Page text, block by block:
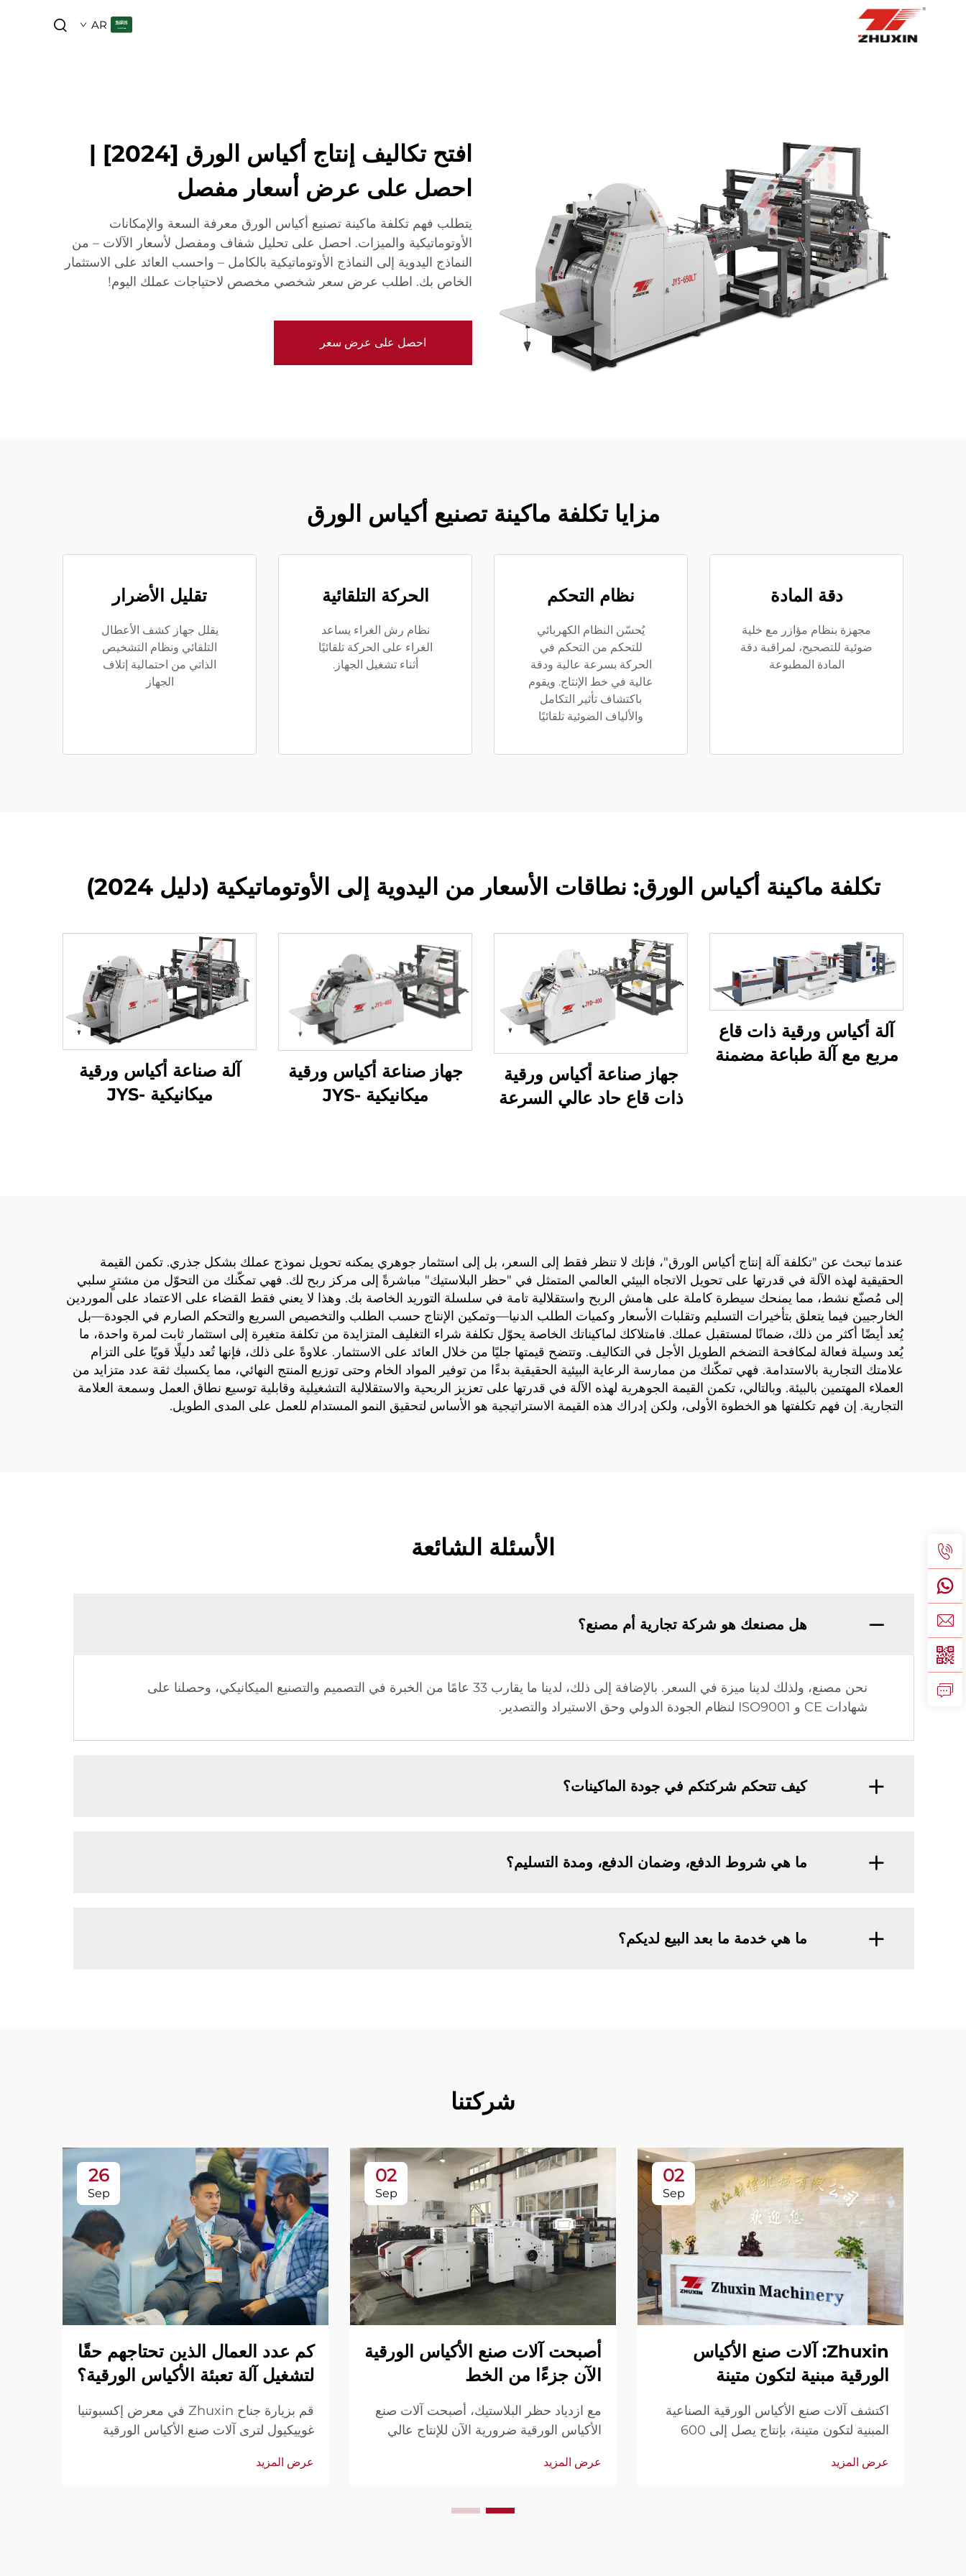
AR
افتح تكاليف إنتاج أكياس الورق [2024] |
احصل على عرض أسعار مفصل
يتطلب فهم تكلفة ماكينة تصنيع أكياس الورق معرفة السعة والإمكانات
الأوتوماتيكية والميزات. احصل على تحليل شفاف ومفصل لأسعار الآلات – من
النماذج اليدوية إلى النماذج الأوتوماتيكية بالكامل – واحسب العائد على الاستثمار
الخاص بك. اطلب عرض سعر شخصي مخصص لاحتياجات عملك اليوم!
احصل على عرض سعر
مزايا تكلفة ماكينة تصنيع أكياس الورق
دقة المادة
مجهزة بنظام مؤازر مع خلية
ضوئية للتصحيح، لمراقبة دقة
المادة المطبوعة
نظام التحكم
يُحسّن النظام الكهربائي
للتحكم من التحكم في
الحركة بسرعة عالية ودقة
عالية في خط الإنتاج. ويقوم
باكتشاف تأثير التكامل
والألياف الضوئية تلقائيًا
الحركة التلقائية
نظام رش الغراء يساعد
الغراء على الحركة تلقائيًا
أثناء تشغيل الجهاز.
تقليل الأضرار
يقلل جهاز كشف الأعطال
التلقائي ونظام التشخيص
الذاتي من احتمالية إتلاف
الجهاز
تكلفة ماكينة أكياس الورق: نطاقات الأسعار من اليدوية إلى الأوتوماتيكية (دليل 2024)
آلة أكياس ورقية ذات قاع
مربع مع آلة طباعة مضمنة
جهاز صناعة أكياس ورقية
ذات قاع حاد عالي السرعة
جهاز صناعة أكياس ورقية
ميكانيكية JYS-
آلة صناعة أكياس ورقية
ميكانيكية JYS-
عندما تبحث عن "تكلفة آلة إنتاج أكياس الورق"، فإنك لا تنظر فقط إلى السعر، بل إلى استثمار جوهري يمكنه تحويل نموذج عملك بشكل جذري. تكمن القيمة
الحقيقية لهذه الآلة في قدرتها على تحويل الاتجاه البيئي العالمي المتمثل في "حظر البلاستيك" مباشرةً إلى مركز ربح لك. فهي تمكّنك من التحوّل من مشترٍ سلبي
إلى مُصنّع نشط، مما يمنحك سيطرة كاملة على هامش الربح واستقلالية تامة في سلسلة التوريد الخاصة بك. وهذا لا يعني فقط القضاء على الاعتماد على الموردين
الخارجيين فيما يتعلق بتأخيرات التسليم وتقلبات الأسعار وكميات الطلب الدنيا—وتمكين الإنتاج حسب الطلب والتخصيص السريع والتحكم الصارم في الجودة—بل
يُعد أيضًا أكثر من ذلك، ضمانًا لمستقبل عملك. فامتلاكك لماكيناتك الخاصة يحوّل تكلفة شراء التغليف المتزايدة من تكلفة متغيرة إلى استثمار ثابت لمرة واحدة، ما
يُعد وسيلة فعالة لمكافحة التضخم الطويل الأجل في التكاليف. وتتضح قيمتها جليًا من خلال العائد على الاستثمار. علاوةً على ذلك، فإنها تُعد دليلًا قويًا على التزام
علامتك التجارية بالاستدامة. فهي تمكّنك من ممارسة الرعاية البيئية الحقيقية بدءًا من توفير المواد الخام وحتى توزيع المنتج النهائي، مما يكسبك ثقة عدد متزايد من
العملاء المهتمين بالبيئة. وبالتالي، تكمن القيمة الجوهرية لهذه الآلة في قدرتها على تعزيز الربحية والاستقلالية التشغيلية وقابلية توسيع نطاق العمل وسمعة العلامة
التجارية. إن فهم تكلفتها هو الخطوة الأولى، ولكن إدراك هذه القيمة الاستراتيجية هو الأساس لتحقيق النمو المستدام للعمل على المدى الطويل.
الأسئلة الشائعة
هل مصنعك هو شركة تجارية أم مصنع؟
نحن مصنع، ولذلك لدينا ميزة في السعر. بالإضافة إلى ذلك، لدينا ما يقارب 33 عامًا من الخبرة في التصميم والتصنيع الميكانيكي، وحصلنا على
شهادات CE و ISO9001 لنظام الجودة الدولي وحق الاستيراد والتصدير.
كيف تتحكم شركتكم في جودة الماكينات؟
ما هي شروط الدفع، وضمان الدفع، ومدة التسليم؟
ما هي خدمة ما بعد البيع لديكم؟
شركتنا
02
Sep
Zhuxin: آلات صنع الأكياس
الورقية مبنية لتكون متينة
اكتشف آلات صنع الأكياس الورقية الصناعية
المبنية لتكون متينة، بإنتاج يصل إلى 600
وسهولة الاستخدام والصيانة المحدودة. احصل
عرض المزيد
02
Sep
أصبحت آلات صنع الأكياس الورقية
الآن جزءًا من الخط
مع ازدياد حظر البلاستيك، أصبحت آلات صنع
الأكياس الورقية ضرورية الآن للإنتاج عالي
الأوتوماتيكية اختيارية. قم بتحديث خط إنتاجك
عرض المزيد
26
Sep
كم عدد العمال الذين تحتاجهم حقًا
لتشغيل آلة تعبئة الأكياس الورقية؟
قم بزيارة جناح Zhuxin في معرض إكسبوتنيا
غوييكيول لترى آلات صنع الأكياس الورقية
وفعال من قبل مشغل واحد. شاهد العروض
عرض المزيد